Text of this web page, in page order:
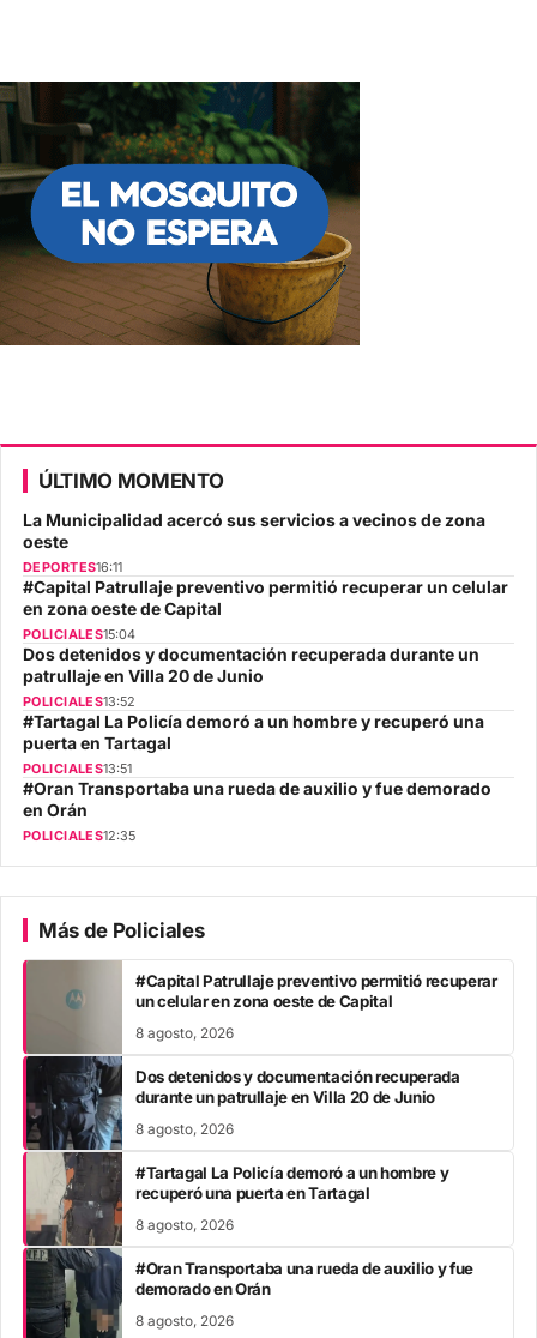
ÚLTIMO MOMENTO
La Municipalidad acercó sus servicios a vecinos de zona
oeste
DEPORTES16:11
#Capital Patrullaje preventivo permitió recuperar un celular
en zona oeste de Capital
POLICIALES15:04
Dos detenidos y documentación recuperada durante un
patrullaje en Villa 20 de Junio
POLICIALES13:52
#Tartagal La Policía demoró a un hombre y recuperó una
puerta en Tartagal
POLICIALES13:51
#Oran Transportaba una rueda de auxilio y fue demorado
en Orán
POLICIALES12:35
Más de Policiales
#Capital Patrullaje preventivo permitió recuperar
un celular en zona oeste de Capital
8 agosto, 2026
Dos detenidos y documentación recuperada
durante un patrullaje en Villa 20 de Junio
8 agosto, 2026
#Tartagal La Policía demoró a un hombre y
recuperó una puerta en Tartagal
8 agosto, 2026
#Oran Transportaba una rueda de auxilio y fue
demorado en Orán
8 agosto, 2026